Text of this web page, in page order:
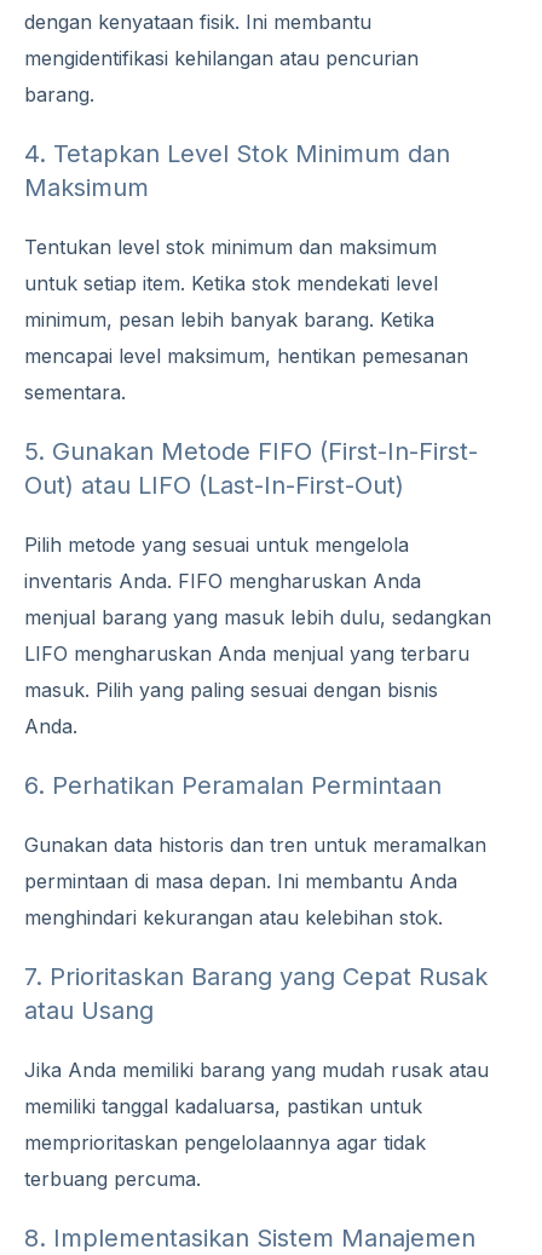
dengan kenyataan fisik. Ini membantu
mengidentifikasi kehilangan atau pencurian
barang.
4. Tetapkan Level Stok Minimum dan
Maksimum
Tentukan level stok minimum dan maksimum
untuk setiap item. Ketika stok mendekati level
minimum, pesan lebih banyak barang. Ketika
mencapai level maksimum, hentikan pemesanan
sementara.
5. Gunakan Metode FIFO (First-In-First-
Out) atau LIFO (Last-In-First-Out)
Pilih metode yang sesuai untuk mengelola
inventaris Anda. FIFO mengharuskan Anda
menjual barang yang masuk lebih dulu, sedangkan
LIFO mengharuskan Anda menjual yang terbaru
masuk. Pilih yang paling sesuai dengan bisnis
Anda.
6. Perhatikan Peramalan Permintaan
Gunakan data historis dan tren untuk meramalkan
permintaan di masa depan. Ini membantu Anda
menghindari kekurangan atau kelebihan stok.
7. Prioritaskan Barang yang Cepat Rusak
atau Usang
Jika Anda memiliki barang yang mudah rusak atau
memiliki tanggal kadaluarsa, pastikan untuk
memprioritaskan pengelolaannya agar tidak
terbuang percuma.
8. Implementasikan Sistem Manajemen